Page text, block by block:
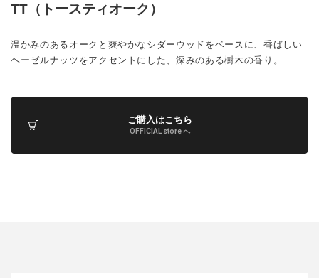
TT（トースティオーク）
温かみのあるオークと爽やかなシダーウッドをベースに、香ばしい
ヘーゼルナッツをアクセントにした、深みのある樹木の香り。
ご購入はこちら
OFFICIAL store へ